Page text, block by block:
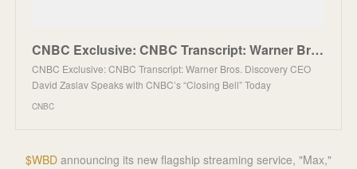
CNBC Exclusive: CNBC Transcript: Warner Bros. Discovery CEO David Zaslav Speaks with CNBC’s “Closing
CNBC Exclusive: CNBC Transcript: Warner Bros. Discovery CEO
David Zaslav Speaks with CNBC’s “Closing Bell” Today
CNBC
$WBD announcing its new flagship streaming service, "Max,"